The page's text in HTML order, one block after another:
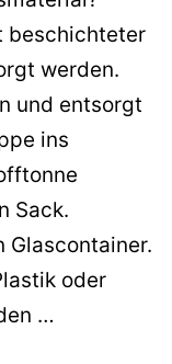
beschichteter
werden.
und entsorgt
ins
Sack.
Glascontainer.
oder
…